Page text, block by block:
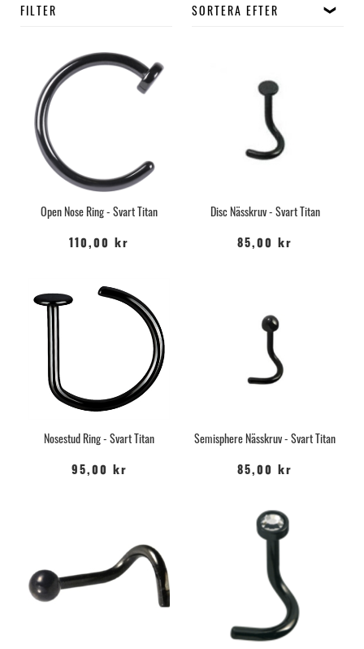
bleknar inte. Tekniken har använts sedan slutet av 80-talet och
Blackline® är blanksvart och en fröjd för ögat, de är otroligt snygga
som dom är men även riktigt coola om man kombinerar med andra
FILTER SORTERA EFTER
Open Nose Ring - Svart Titan
110,00 kr
Disc Nässkruv - Svart Titan
85,00 kr
Nosestud Ring - Svart Titan
95,00 kr
Semisphere Nässkruv - Svart Titan
85,00 kr